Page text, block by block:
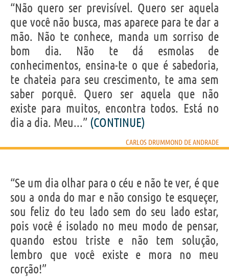
“Não quero ser previsível. Quero ser aquela
que você não busca, mas aparece para te dar a
mão. Não te conhece, manda um sorriso de
bom dia. Não te dá esmolas de
conhecimentos, ensina-te o que é sabedoria,
te chateia para seu crescimento, te ama sem
saber porquê. Quero ser aquela que não
existe para muitos, encontra todos. Está no
dia a dia. Meu...” (CONTINUE)
CARLOS DRUMMOND DE ANDRADE
“Se um dia olhar para o céu e não te ver, é que
sou a onda do mar e não consigo te esqueçer,
sou feliz do teu lado sem do seu lado estar,
pois você é isolado no meu modo de pensar,
quando estou triste e não tem solução,
lembro que você existe e mora no meu
corção!”